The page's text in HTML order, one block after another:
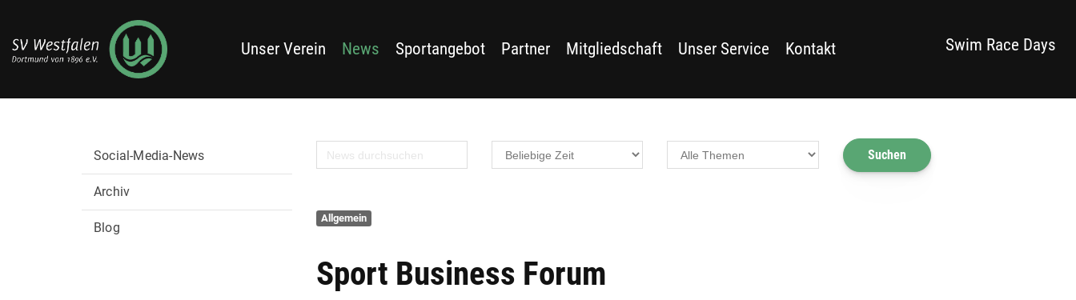
Unser Verein News Sportangebot Partner Mitgliedschaft Unser Service Kontakt Swim Race Days
Allgemein
Sport Business Forum
Social-Media-News
Archiv
Blog